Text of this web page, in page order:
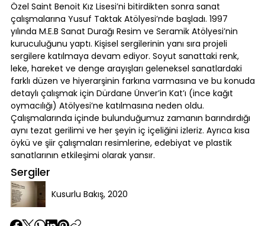
Özel Saint Benoit Kız Lisesi’ni bitirdikten sonra sanat
çalışmalarına Yusuf Taktak Atölyesi’nde başladı. 1997
yılında M.E.B Sanat Durağı Resim ve Seramik Atölyesi’nin
kuruculuğunu yaptı. Kişisel sergilerinin yanı sıra projeli
sergilere katılmaya devam ediyor. Soyut sanattaki renk,
leke, hareket ve denge arayışları geleneksel sanatlardaki
farklı düzen ve hiyerarşinin farkına varmasına ve bu konuda
detaylı çalışmak için Dürdane Ünver’in Kat’ı (ince kağıt
oymacılığı) Atölyesi’ne katılmasına neden oldu.
Çalışmalarında içinde bulunduğumuz zamanın barındırdığı
aynı tezat gerilimi ve her şeyin iç içeliğini izleriz. Ayrıca kısa
öykü ve şiir çalışmaları resimlerine, edebiyat ve plastik
sanatlarının etkileşimi olarak yansır.
Sergiler
Kusurlu Bakış, 2020